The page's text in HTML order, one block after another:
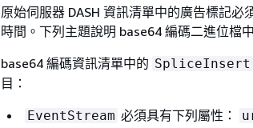
原始伺服器 DASH 資訊清單中的廣告標記
時間。下列主題說明 base64 編碼二進位檔
base64 編碼資訊清單中的 SpliceInsert
目：
EventStream 必須具有下列屬性：